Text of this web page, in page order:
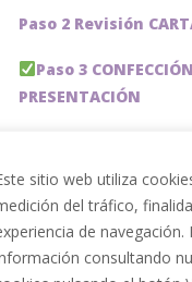
sitio web utiliza
del tráfico,
de
consultando
Paso 2 Revisión
Paso 3
PRESENTACIÓN
Paso 5
PACKS DE AHORRO